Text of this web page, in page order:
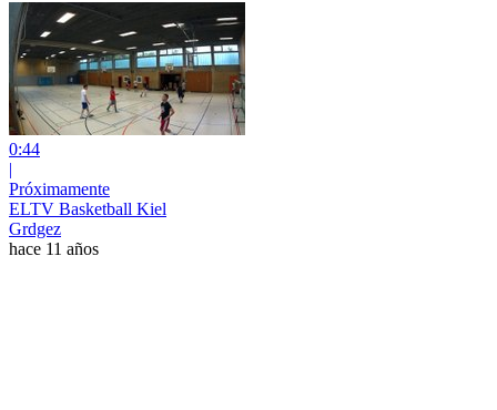
0:44
|
Próximamente
ELTV Basketball Kiel
Grdgez
hace 11 años